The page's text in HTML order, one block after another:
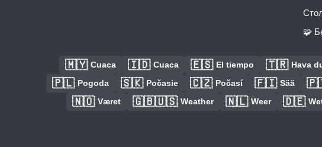
🧩
🇲🇾 Cuaca 🇮🇩 Cuaca 🇪🇸 El tiempo 🇹🇷 Hava
🇵🇱 Pogoda 🇸🇰 Počasie 🇨🇿 Počasí 🇫🇮 Sää
🇳🇴 Været 🇬🇧🇺🇸 Weather 🇳🇱 Weer 🇩🇪